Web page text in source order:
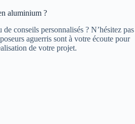
aluminium ?
de conseils personnalisés ? N’hésitez pas
aguerris sont à votre écoute pour
de votre projet.